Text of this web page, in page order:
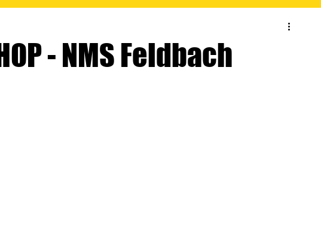
- NMS Feldbach